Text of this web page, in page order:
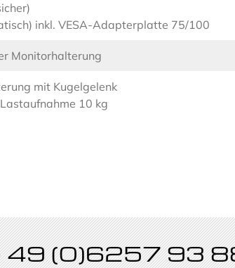
inkl. VESA-Adapterplatte 75/100
Monitorhalterung
mit Kugelgelenk
10 kg
49 (0)6257 93